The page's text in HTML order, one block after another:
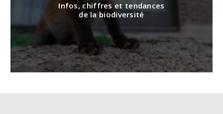
Infos, chiffres et tendances
de la biodiversité